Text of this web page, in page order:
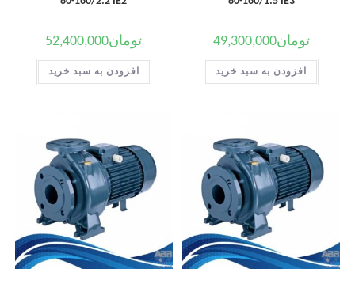
تومان49,300,000
افزودن به سبد خرید
تومان52,400,000
افزودن به سبد خرید